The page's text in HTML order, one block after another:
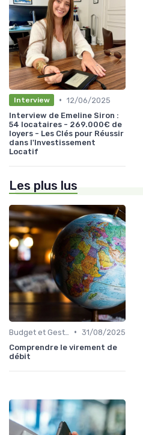
Interview • 12/06/2025
Interview de Emeline Siron :
54 locataires - 269.000€ de
loyers - Les Clés pour Réussir
dans l'Investissement
Locatif
Les plus lus
• 31/08/2025
Comprendre le virement de
débit